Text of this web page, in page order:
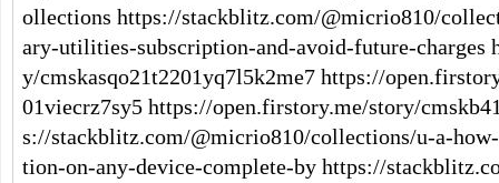
ollections https://stackblitz.com/@micrio810/
ary-utilities-subscription-and-avoid-future-charges
y/cmskasqo21t2201yq7l5k2me7 https://
01viecrz7sy5 https://open.firstory.me/story/
s://stackblitz.com/@micrio810/collections/u-a-
tion-on-any-device-complete-by https://